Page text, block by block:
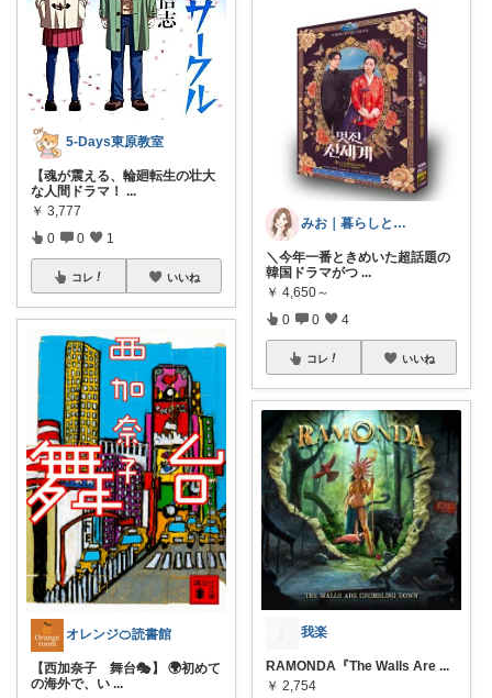
5-Days東原教室
【魂が震える、輪廻転生の壮大
な人間ドラマ！ ...
￥ 3,777
0 0 1
コレ いいね
オレンジ🍊読書館
【西加奈子 舞台🎭】 🌍初めて
の海外で、い ...
みお｜暮らしと美容記録
＼今年一番ときめいた超話題の
韓国ドラマがつ ...
￥ 4,650～
0 0 4
コレ いいね
我楽
RAMONDA『The Walls Are ...
￥ 2,754